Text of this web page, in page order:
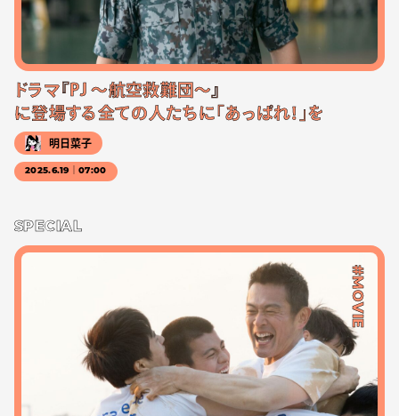
ドラマ『PJ ～航空救難団～』
に登場する全ての人たちに「あっぱれ！」を
明日菜子
2025.6.19｜07:00
SPECIAL
#MOVIE